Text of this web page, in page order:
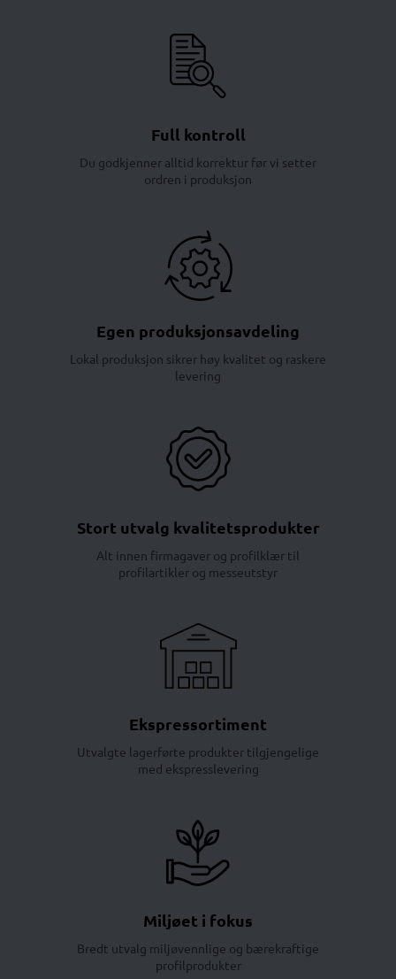
Full kontroll
Du godkjenner alltid korrektur før vi setter
ordren i produksjon
Egen produksjonsavdeling
Lokal produksjon sikrer høy kvalitet og raskere
levering
Stort utvalg kvalitetsprodukter
Alt innen firmagaver og profilklær til
profilartikler og messeutstyr
Ekspressortiment
Utvalgte lagerførte produkter tilgjengelige
med ekspresslevering
Miljøet i fokus
Bredt utvalg miljøvennlige og bærekraftige
profilprodukter